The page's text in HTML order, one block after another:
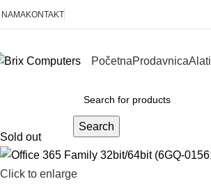
NAMAKONTAKT
PočetnaProdavnicaAlati
Search
Sold out
Click to enlarge